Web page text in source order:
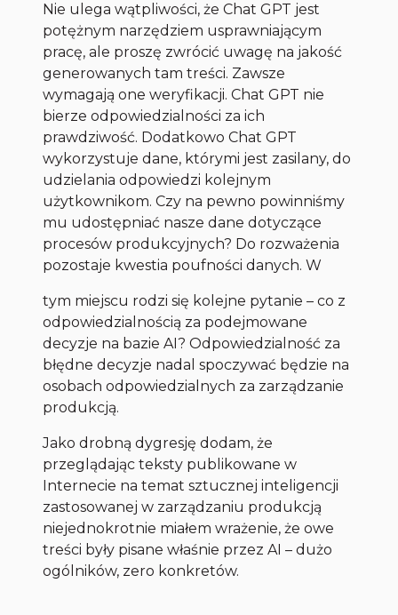
Nie ulega wątpliwości, że Chat GPT jest
potężnym narzędziem usprawniającym
pracę, ale proszę zwrócić uwagę na jakość
generowanych tam treści. Zawsze
wymagają one weryfikacji. Chat GPT nie
bierze odpowiedzialności za ich
prawdziwość. Dodatkowo Chat GPT
wykorzystuje dane, którymi jest zasilany, do
udzielania odpowiedzi kolejnym
użytkownikom. Czy na pewno powinniśmy
mu udostępniać nasze dane dotyczące
procesów produkcyjnych? Do rozważenia
pozostaje kwestia poufności danych. W
tym miejscu rodzi się kolejne pytanie – co z
odpowiedzialnością za podejmowane
decyzje na bazie AI? Odpowiedzialność za
błędne decyzje nadal spoczywać będzie na
osobach odpowiedzialnych za zarządzanie
produkcją.
Jako drobną dygresję dodam, że
przeglądając teksty publikowane w
Internecie na temat sztucznej inteligencji
zastosowanej w zarządzaniu produkcją
niejednokrotnie miałem wrażenie, że owe
treści były pisane właśnie przez AI – dużo
ogólników, zero konkretów.